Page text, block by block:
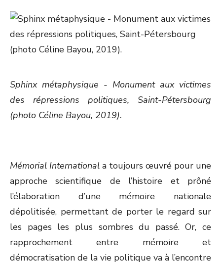
Sphinx métaphysique - Monument aux victimes
des répressions politiques, Saint-Pétersbourg
(photo Céline Bayou, 2019).
Mémorial International a toujours œuvré pour une
approche scientifique de l’histoire et prôné
l’élaboration d’une mémoire nationale
dépolitisée, permettant de porter le regard sur
les pages les plus sombres du passé. Or, ce
rapprochement entre mémoire et
démocratisation de la vie politique va à l’encontre